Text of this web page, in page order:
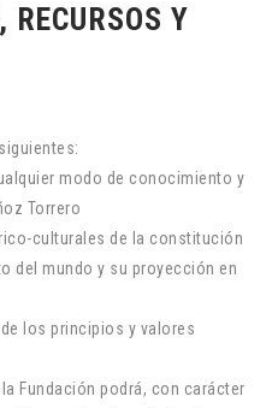
Y
modo de conocimiento y
Torrero
culturales de la constitución
del mundo y su proyección en
los principios y valores
Fundación podrá, con carácter